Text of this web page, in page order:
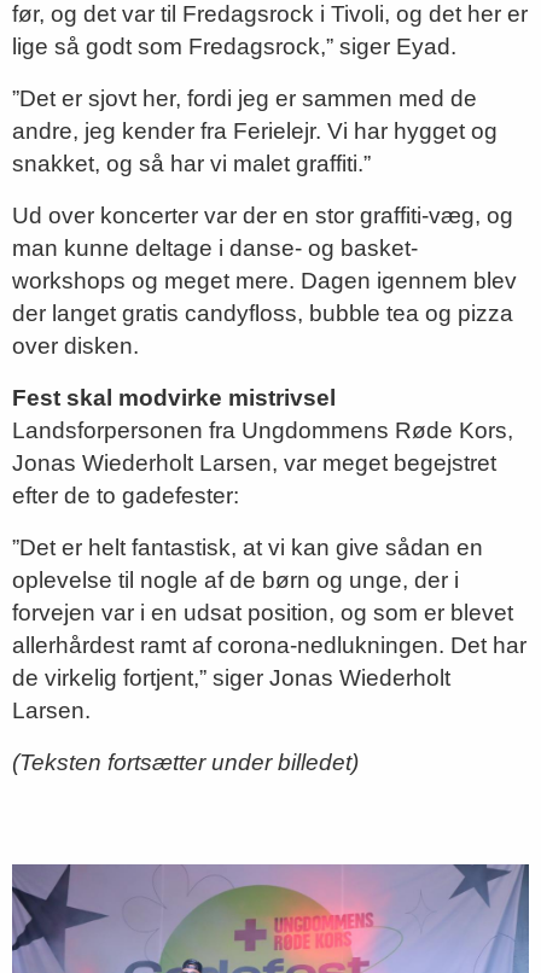
før, og det var til Fredagsrock i Tivoli, og det her er
lige så godt som Fredagsrock,” siger Eyad.
”Det er sjovt her, fordi jeg er sammen med de
andre, jeg kender fra Ferielejr. Vi har hygget og
snakket, og så har vi malet graffiti.”
Ud over koncerter var der en stor graffiti-væg, og
man kunne deltage i danse- og basket-
workshops og meget mere. Dagen igennem blev
der langet gratis candyfloss, bubble tea og pizza
over disken.
Fest skal modvirke mistrivsel
Landsforpersonen fra Ungdommens Røde Kors,
Jonas Wiederholt Larsen, var meget begejstret
efter de to gadefester:
”Det er helt fantastisk, at vi kan give sådan en
oplevelse til nogle af de børn og unge, der i
forvejen var i en udsat position, og som er blevet
allerhårdest ramt af corona-nedlukningen. Det har
de virkelig fortjent,” siger Jonas Wiederholt
Larsen.
(Teksten fortsætter under billedet)